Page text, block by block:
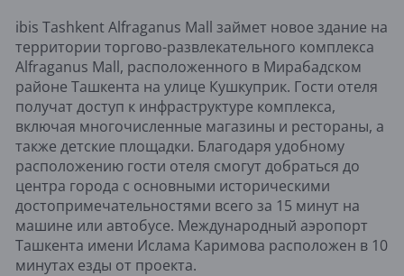
ibis Tashkent Alfraganus Mall займет новое здание на
территории торгово-развлекательного комплекса
Alfraganus Mall, расположенного в Мирабадском
районе Ташкента на улице Кушкуприк. Гости отеля
получат доступ к инфраструктуре комплекса,
включая многочисленные магазины и рестораны, а
также детские площадки. Благодаря удобному
расположению гости отеля смогут добраться до
центра города с основными историческими
достопримечательностями всего за 15 минут на
машине или автобусе. Международный аэропорт
Ташкента имени Ислама Каримова расположен в 10
минутах езды от проекта.